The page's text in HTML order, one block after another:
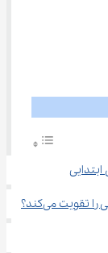
تقویت می‌کند؟